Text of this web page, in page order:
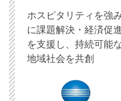
ホスピタリティを強
に課題解決・経済促
を支援し、持続可能
地域社会を共創